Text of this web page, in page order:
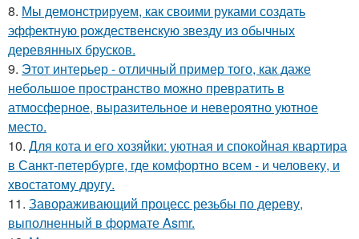
8. Мы демонстрируем, как своими руками создать
эффектную рождественскую звезду из обычных
деревянных брусков.
9. Этот интерьер - отличный пример того, как даже
небольшое пространство можно превратить в
атмосферное, выразительное и невероятно уютное
место.
10. Для кота и его хозяйки: уютная и спокойная квартира
в Санкт-петербурге, где комфортно всем - и человеку, и
хвостатому другу.
11. Завораживающий процесс резьбы по дереву,
выполненный в формате Asmr.